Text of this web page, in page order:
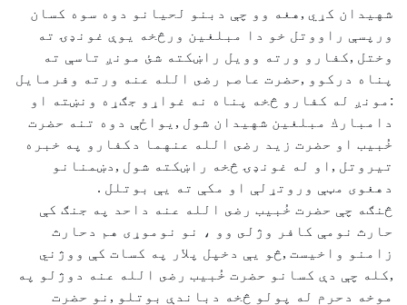
شهيدان كړي ,هغه وو چې دبنو لحيانو دوه سوه كسان
ورپسې راووتل خو دا مبلغين ورڅخه يوې غونډۍ ته
وختل ,كفارو ورته وويل راښكته شئ مونږ تاسې ته
پناه دركوو ,حضرت عاصم رضى الله عنه ورته وفرمايل
:مونږ له كفارو څخه پناه نه غواړو جګړه ونښته او
دامبارك مبلغين شهيدان شول ,يواځې دوه تنه حضرت
خُبيب او حضرت زيد رضى الله عنهما دكفارو په خبره
تيروتل ,او له غونډۍ څخه راښكته شول ,دښمنانو
دهغوی مټې وروتړلې او مكې ته يې بوتلل .
څنګه چې حضرت خُبيب رضى الله عنه داحد په جنګ كې
حارث نومې كافر وژلى وو ، نو نوموړى هم دحارث
زامنو واخيست ,څو يې دخپل پلار په كسات كې ووژني
,كله چې دې كسانو حضرت خُبيب رضى الله عنه دوژلو په
موخه دحرم له پولو څخه دباندې بوتلو ,نو حضرت